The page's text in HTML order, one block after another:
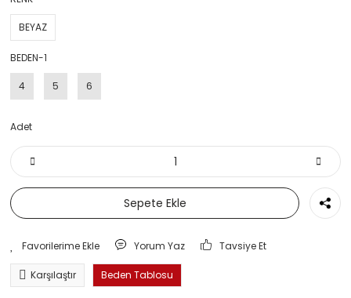
BEYAZ
BEDEN-1
4 5 6
Adet
Sepete Ekle
Yorum Yaz Tavsiye Et
Karşılaştır Beden Tablosu